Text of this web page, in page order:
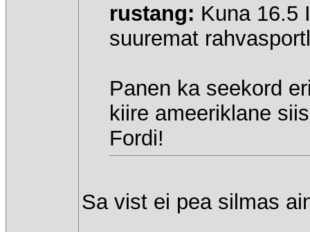
rustang: Kuna 16.5
suuremat
Panen ka seekord
kiire ameeriklane
Fordi!
Sa vist ei pea silmas